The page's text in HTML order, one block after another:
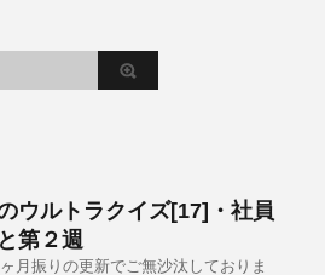
ウルトラクイズ[17]・社員
第２週
月振りの更新でご無沙汰しておりま